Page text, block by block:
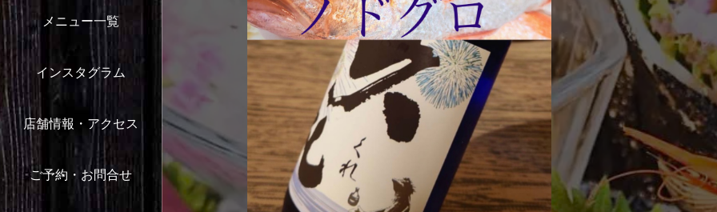
メニュー一覧
インスタグラム
店舗情報・アクセス
ご予約・お問合せ